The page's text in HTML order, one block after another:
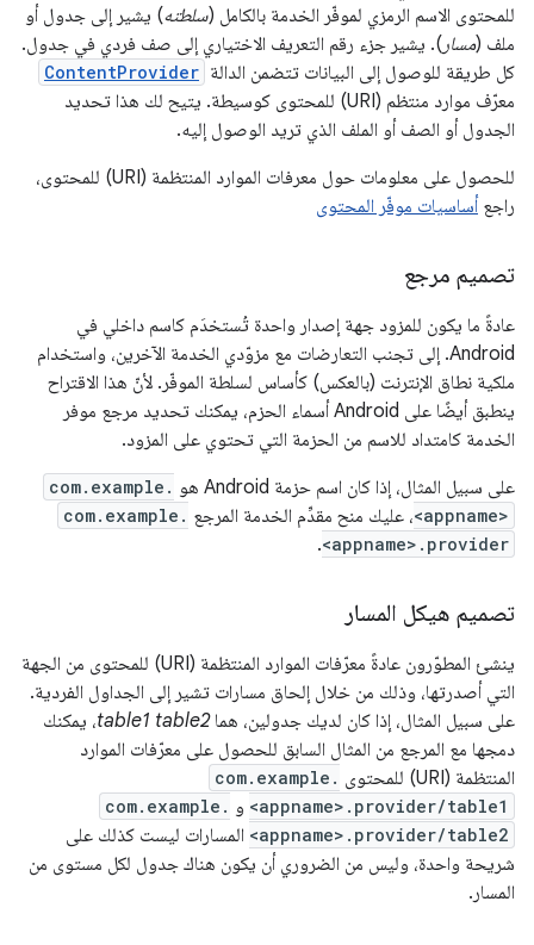
للمحتوى الاسم الرمزي لموفّر الخدمة بالكامل (سلطته) يشير إلى جدول أو
ملف (مسار ). يشير جزء رقم التعريف الاختياري إلى صف فردي في جدول.
كل طريقة للوصول إلى البيانات تتضمن الدالة ContentProvider
معرّف موارد منتظم (URI) للمحتوى كوسيطة. يتيح لك هذا تحديد
الجدول أو الصف أو الملف الذي تريد الوصول إليه.
للحصول على معلومات حول معرفات الموارد المنتظمة (URI) للمحتوى،
راجع أساسيات موفّر المحتوى
تصميم مرجع
عادةً ما يكون للمزود جهة إصدار واحدة تُستخدَم كاسم داخلي في
Android. إلى تجنب التعارضات مع مزوّدي الخدمة الآخرين، واستخدام
ملكية نطاق الإنترنت (بالعكس) كأساس لسلطة الموفّر. لأنّ هذا الاقتراح
ينطبق أيضًا على Android أسماء الحزم، يمكنك تحديد مرجع موفر
الخدمة كامتداد للاسم من الحزمة التي تحتوي على المزود.
على سبيل المثال، إذا كان اسم حزمة Android هو
com.example.
<appname>، عليك منح مقدِّم الخدمة المرجع com.example.
<appname>.provider
.
تصميم هيكل المسار
ينشئ المطوّرون عادةً معرّفات الموارد المنتظمة (URI) للمحتوى من الجهة
التي أصدرتها، وذلك من خلال إلحاق مسارات تشير إلى الجداول الفردية.
على سبيل المثال، إذا كان لديك جدولين، هما
table1 table2
، يمكنك
دمجها مع المرجع من المثال السابق للحصول على معرّفات الموارد
المنتظمة (URI) للمحتوى
com.example.
<appname>.provider/table1 و com.example.
<appname>.provider/table2 المسارات ليست كذلك على
شريحة واحدة، وليس من الضروري أن يكون هناك جدول لكل مستوى من
المسار.